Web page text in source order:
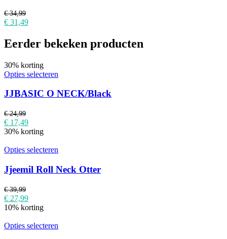
€34,99
€ 31,49
Eerder bekeken producten
30% korting
Opties selecteren
JJBASIC O NECK/Black
€24,99
€ 17,49
30% korting
Opties selecteren
Jjeemil Roll Neck Otter
€39,99
€ 27,99
10% korting
Opties selecteren